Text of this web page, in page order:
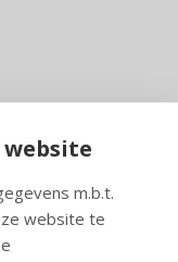
website
m.b.t.
website te